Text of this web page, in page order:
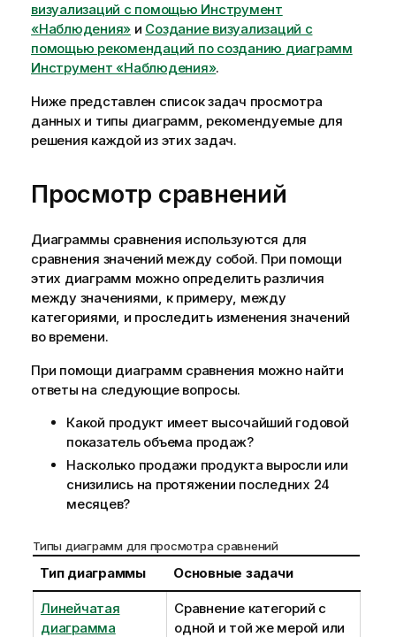
визуализаций с помощью Инструмент
«Наблюдения» и Создание визуализаций с
помощью рекомендаций по созданию диаграмм
Инструмент «Наблюдения».
Ниже представлен список задач просмотра
данных и типы диаграмм, рекомендуемые для
решения каждой из этих задач.
Просмотр сравнений
Диаграммы сравнения используются для
сравнения значений между собой. При помощи
этих диаграмм можно определить различия
между значениями, к примеру, между
категориями, и проследить изменения значений
во времени.
При помощи диаграмм сравнения можно найти
ответы на следующие вопросы.
Какой продукт имеет высочайший годовой
показатель объема продаж?
Насколько продажи продукта выросли или
снизились на протяжении последних 24
месяцев?
Типы диаграмм для просмотра сравнений
Тип диаграммы Основные задачи
Линейчатая
диаграмма
Сравнение категорий с
одной и той же мерой или